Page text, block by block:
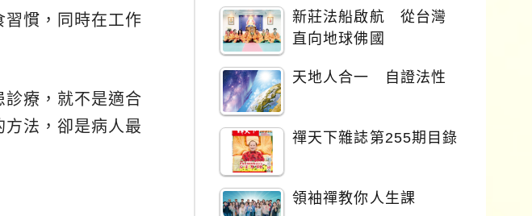
慣，同時在工作
療，就不是適合
法，卻是病人最
新莊法船啟航 從台灣
直向地球佛國
天地人合一 自證法性
禪天下雜誌第255期目錄
領袖禪教你人生課